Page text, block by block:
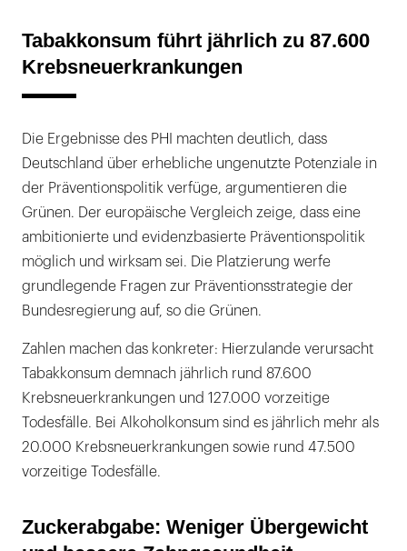
Tabakkonsum führt jährlich zu 87.600
Krebsneuerkrankungen
Die Ergebnisse des PHI machten deutlich, dass
Deutschland über erhebliche ungenutzte Potenziale in
der Präventionspolitik verfüge, argumentieren die
Grünen. Der europäische Vergleich zeige, dass eine
ambitionierte und evidenzbasierte Präventionspolitik
möglich und wirksam sei. Die Platzierung werfe
grundlegende Fragen zur Präventionsstrategie der
Bundesregierung auf, so die Grünen.
Zahlen machen das konkreter: Hierzulande verursacht
Tabakkonsum demnach jährlich rund 87.600
Krebsneuerkrankungen und 127.000 vorzeitige
Todesfälle. Bei Alkoholkonsum sind es jährlich mehr als
20.000 Krebsneuerkrankungen sowie rund 47.500
vorzeitige Todesfälle.
Zuckerabgabe: Weniger Übergewicht